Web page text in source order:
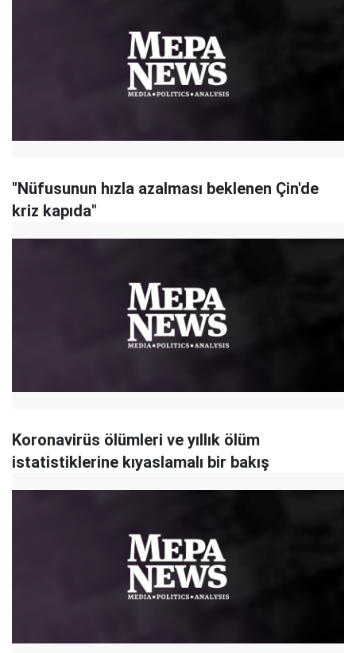
"Nüfusunun hızla azalması beklenen Çin'de
kriz kapıda"
Koronavirüs ölümleri ve yıllık ölüm
istatistiklerine kıyaslamalı bir bakış